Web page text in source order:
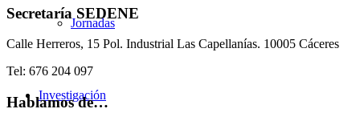
Jornadas
Investigación
Secretaría SEDENE
Calle Herreros, 15 Pol. Industrial Las Capellanías. 10005 Cáceres
Tel: 676 204 097
Hablamos de…